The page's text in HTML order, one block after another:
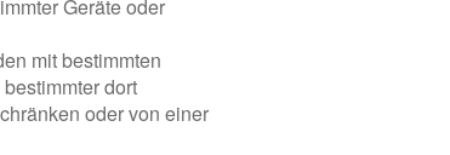
Geräte oder
mit bestimmten
dort
oder von einer